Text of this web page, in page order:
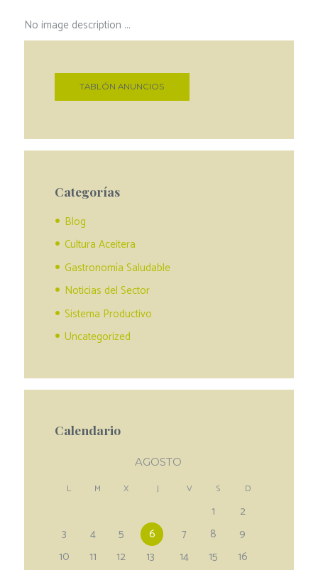
No image description ...
TABLÓN ANUNCIOS
Categorías
Blog
Cultura Aceitera
Gastronomía Saludable
Noticias del Sector
Sistema Productivo
Uncategorized
Calendario
AGOSTO
L M X J V S D
1
2
3
4 5 6 7 8
9
10
11 12 13 14 15
16